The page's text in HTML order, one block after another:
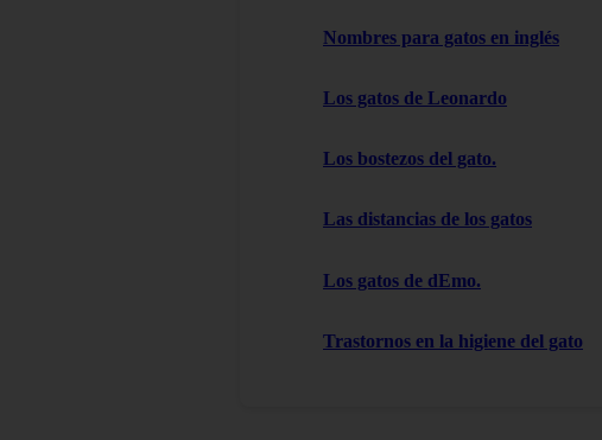
Nombres para gatos en inglés
Los gatos de Leonardo
Los bostezos del gato.
Las distancias de los gatos
Los gatos de dEmo.
Trastornos en la higiene del gato